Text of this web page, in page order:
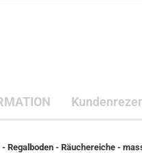
- Räuchereiche -